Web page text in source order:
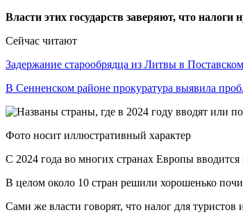
Власти этих государств заверяют, что
Сейчас читают
Задержание старообрядца из Литвы в
В Сенненском районе прокуратура выявила
Фото носит иллюстративный характер
С 2024 года во многих странах Европы
В целом около 10 стран решили хорошенько
Сами же власти говорят, что налог для